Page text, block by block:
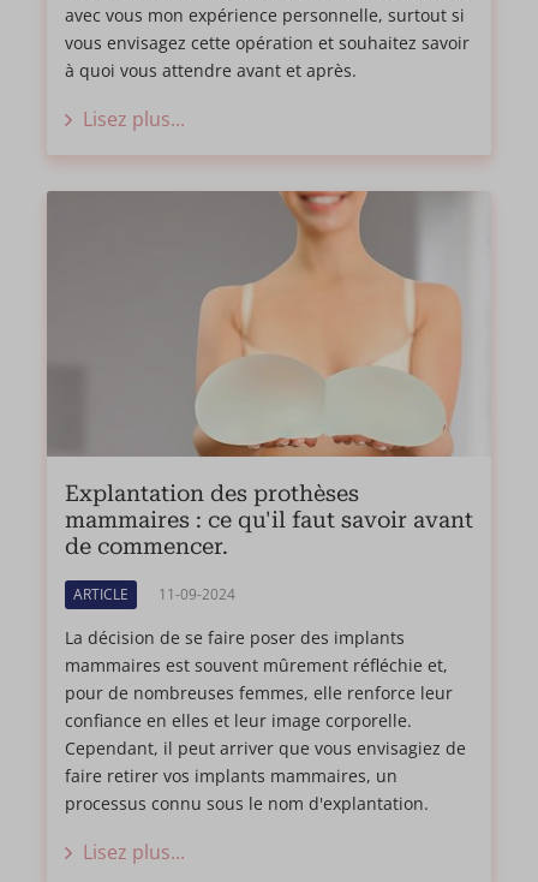
avec vous mon expérience personnelle, surtout si
vous envisagez cette opération et souhaitez savoir
à quoi vous attendre avant et après.
Lisez plus...
Explantation des prothèses
mammaires : ce qu'il faut savoir avant
de commencer.
ARTICLE 11-09-2024
La décision de se faire poser des implants
mammaires est souvent mûrement réfléchie et,
pour de nombreuses femmes, elle renforce leur
confiance en elles et leur image corporelle.
Cependant, il peut arriver que vous envisagiez de
faire retirer vos implants mammaires, un
processus connu sous le nom d'explantation.
Lisez plus...